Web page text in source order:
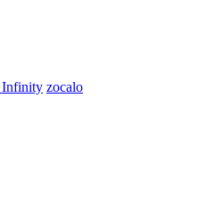
zocalo